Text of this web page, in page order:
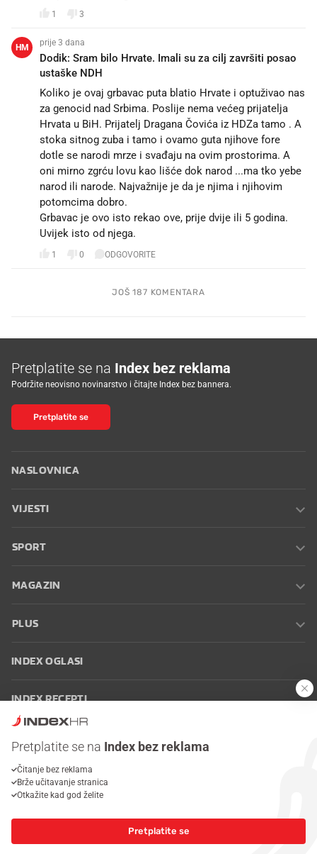
1 3
HM prije 3 dana
Dodik: Sram bilo Hrvate. Imali su za cilj završiti posao
ustaške NDH
Koliko je ovaj grbavac puta blatio Hrvate i optuživao nas
za genocid nad Srbima. Poslije nema većeg prijatelja
Hrvata u BiH. Prijatelj Dragana Čovića iz HDZa tamo . A
stoka sitnog zuba i tamo i ovamo guta njihove fore
dotle se narodi mrze i svađaju na ovim prostorima. A
oni mirno zgrću lovu kao lišće dok narod ...ma tko yebe
narod ili narode. Najvažnije je da je njima i njihovim
potomcima dobro.
Grbavac je ovo isto rekao ove, prije dvije ili 5 godina.
Uvijek isto od njega.
1 0 ODGOVORITE
JOŠ 187 KOMENTARA
Pretplatite se na Index bez reklama
Podržite neovisno novinarstvo i čitajte Index bez bannera.
Pretplatite se
NASLOVNICA
VIJESTI
SPORT
MAGAZIN
PLUS
INDEX OGLASI
INDEX RECEPTI
Oglašavanje Zaposli se na Indexu
korištenja
Postavke kolačića
© 2026 Index
Pretplatite se na Index bez reklama
Čitanje bez reklama
Brže učitavanje stranica
Otkažite kad god želite
Pretplatite se